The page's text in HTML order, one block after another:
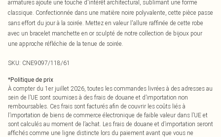
armatures ajoute une touche d'intérêt architectural, sublimant une forme
classique. Confectionnée dans une matière noire polyvalente, cette pièce passe
sans effort du jour à la soirée. Mettez en valeur l'allure raffinée de cette robe
avec un bracelet manchette en or sculpté de notre collection de bijoux pour
une approche réfléchie de la tenue de soirée.
SKU: CNE9097/118/61
*Politique de prix
À compter du 1er juillet 2026, toutes les commandes livrées à des adresses au
sein de l’UE sont soumises à des frais de douane et d’importation non
remboursables. Ces frais sont facturés afin de couvrir les coûts liés à
l’importation de biens de commerce électronique de faible valeur dans l’UE et
sont calculés au moment de l’achat. Les frais de douane et d’importation seront
affichés comme une ligne distincte lors du paiement avant que vous ne